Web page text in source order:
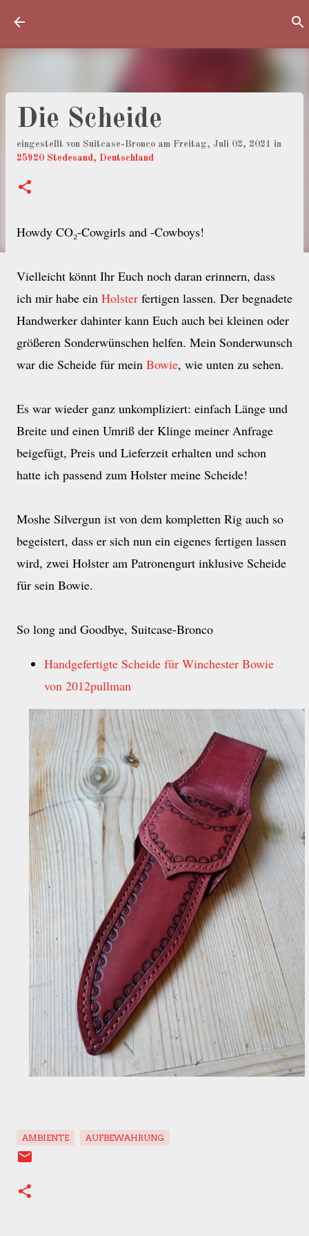
Die Scheide
eingestellt von Suitcase-Bronco am Freitag, Juli 02, 2021 in
25920 Stedesand, Deutschland
Howdy CO₂-Cowgirls and -Cowboys!
Vielleicht könnt Ihr Euch noch daran erinnern, dass
ich mir habe ein Holster fertigen lassen. Der begnadete
Handwerker dahinter kann Euch auch bei kleinen oder
größeren Sonderwünschen helfen. Mein Sonderwunsch
war die Scheide für mein Bowie, wie unten zu sehen.
Es war wieder ganz unkompliziert: einfach Länge und
Breite und einen Umriß der Klinge meiner Anfrage
beigefügt, Preis und Lieferzeit erhalten und schon
hatte ich passend zum Holster meine Scheide!
Moshe Silvergun ist von dem kompletten Rig auch so
begeistert, dass er sich nun ein eigenes fertigen lassen
wird, zwei Holster am Patronengurt inklusive Scheide
für sein Bowie.
So long and Goodbye, Suitcase-Bronco
Handgefertigte Scheide für Winchester Bowie
von 2012pullman
AMBIENTE AUFBEWAHRUNG